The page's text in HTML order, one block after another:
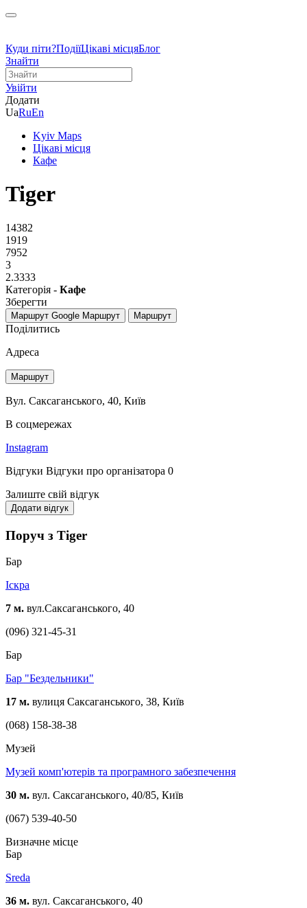
Куди піти?ПодіїЦікаві місцяБлог
Знайти
Увійти
Додати
UaRuEn
Kyiv Maps
Цікаві місця
Кафе
Tiger
14382
1919
7952
3
2.3333
Категорія - Кафе
Зберегти
Маршрут Google Маршрут Маршрут
Поділитись
Адреса
Маршрут
Вул. Саксаганського, 40, Київ
В соцмережах
Instagram
Відгуки Відгуки про організатора 0
Залиште свій відгук
Додати відгук
Поруч з Tiger
Бар
Іскра
7 м. вул.Саксаганського, 40
(096) 321-45-31
Бар
Бар "Бездельники"
17 м. вулиця Саксаганського, 38, Київ
(068) 158-38-38
Музей
Музей комп'ютерів та програмного забезпечення
30 м. вул. Саксаганського, 40/85, Київ
(067) 539-40-50
Визначне місце
Бар
Sreda
36 м. вул. Саксаганського, 40